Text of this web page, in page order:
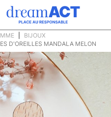
BIJOUX
D'OREILLES MANDALA MELON